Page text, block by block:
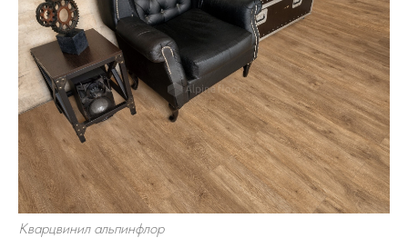
Кварцвинил альпинфлор